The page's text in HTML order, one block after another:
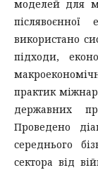
моделей для
використано
підходи,
практик
державних
Проведено
середнього
сектора від